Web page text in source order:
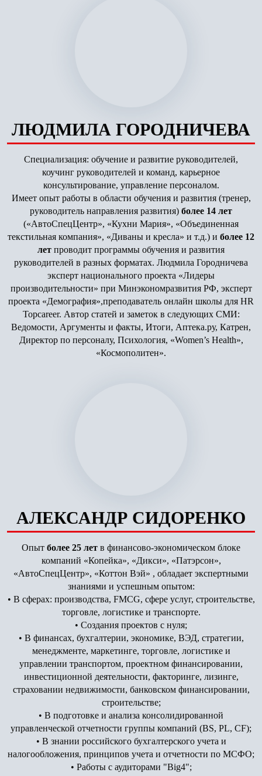
ЛЮДМИЛА ГОРОДНИЧЕВА
Специализация: обучение и развитие руководителей,
коучинг руководителей и команд, карьерное
консультирование, управление персоналом.
Имеет опыт работы в области обучения и развития (тренер,
руководитель направления развития) более 14 лет
(«АвтоСпецЦентр», «Кухни Мария», «Объединенная
текстильная компания», «Диваны и кресла» и т.д.) и более 12
лет проводит программы обучения и развития
руководителей в разных форматах. Людмила Городничева
эксперт национального проекта «Лидеры
производительности» при Минэкономразвития РФ, эксперт
проекта «Демография»,преподаватель онлайн школы для HR
Topcareer. Автор статей и заметок в следующих СМИ:
Ведомости, Аргументы и факты, Итоги, Аптека.ру, Катрен,
Директор по персоналу, Психология, «Women’s Health»,
«Космополитен».
АЛЕКСАНДР СИДОРЕНКО
Опыт более 25 лет в финансово-экономическом блоке
компаний «Копейка», «Дикси», «Патэрсон»,
«АвтоСпецЦентр», «Коттон Вэй» , обладает экспертными
знаниями и успешным опытом:
• В сферах: производства, FMCG, сфере услуг, строительстве,
торговле, логистике и транспорте.
• Создания проектов с нуля;
• В финансах, бухгалтерии, экономике, ВЭД, стратегии,
менеджменте, маркетинге, торговле, логистике и
управлении транспортом, проектном финансировании,
инвестиционной деятельности, факторинге, лизинге,
страховании недвижимости, банковском финансировании,
строительстве;
• В подготовке и анализа консолидированной
управленческой отчетности группы компаний (BS, PL, CF);
• В знании российского бухгалтерского учета и
налогообложения, принципов учета и отчетности по МСФО;
• Работы с аудиторами "Big4";